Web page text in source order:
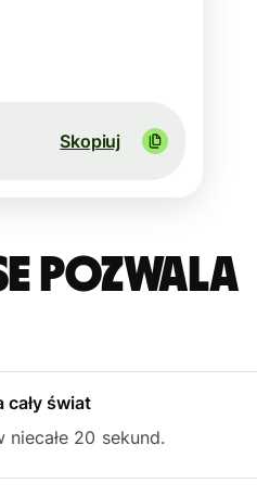
Skopiuj
pozwala
cały świat
20 sekund.